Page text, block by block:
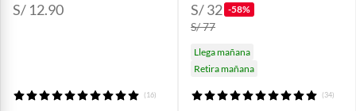
S/ 12.90
(16)
S/ 32 -58%
S/ 77
Llega mañana
Retira mañana
(34)